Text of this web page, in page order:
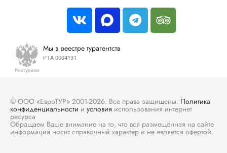
Мы в реестре турагентств
РТА 0004131
© ООО «ЕвроТУР» 2001-2026. Все права защищены. Политика
конфиденциальности и условия использования интернет
ресурса
Обращаем Ваше внимание на то, что вся размещённая на сайте
информация носит справочный характер и не является офертой.